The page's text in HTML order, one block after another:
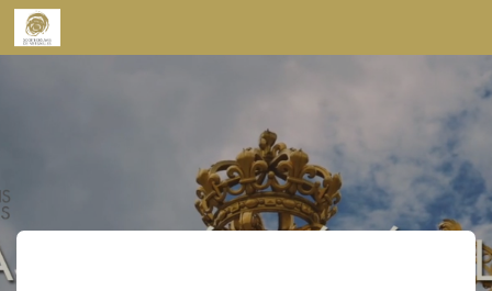
Skip to content